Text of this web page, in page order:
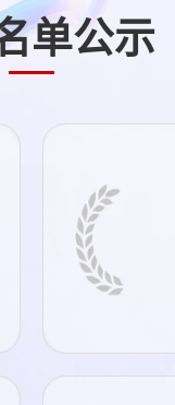
单公示